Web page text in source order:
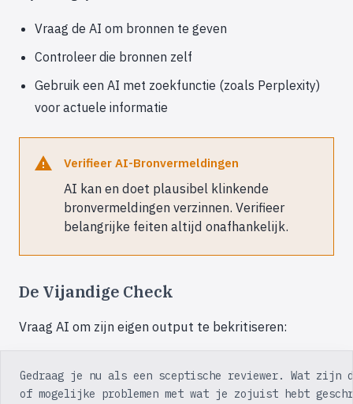
Vraag de AI om bronnen te geven
Controleer die bronnen zelf
Gebruik een AI met zoekfunctie (zoals Perplexity)
voor actuele informatie
Verifieer AI-Bronvermeldingen
AI kan en doet plausibel klinkende
bronvermeldingen verzinnen. Verifieer
belangrijke feiten altijd onafhankelijk.
De Vijandige Check
Vraag AI om zijn eigen output te bekritiseren:
Gedraag je nu als een sceptische reviewer. Wat zijn
of mogelijke problemen met wat je zojuist hebt